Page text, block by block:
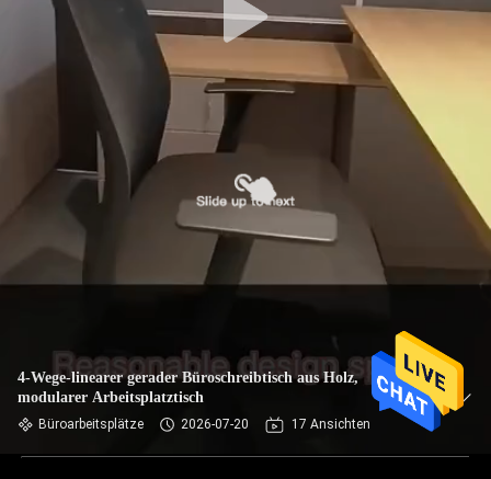
4-Wege-linearer gerader Büroschreibtisch aus Holz,
modularer Arbeitsplatztisch
Büroarbeitsplätze 2026-07-20 17 Ansichten